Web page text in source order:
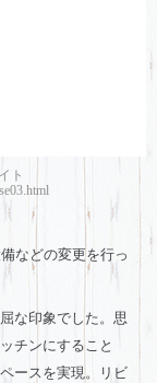
ト
などの変更を行っ
な印象でした。思
チンにすること
ースを実現。リビ